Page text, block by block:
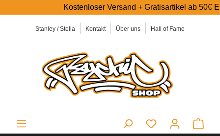
Stanley / Stella Kontakt Über uns Hall of Fame
Kostenloser Versand + Gratisartikel ab 50€